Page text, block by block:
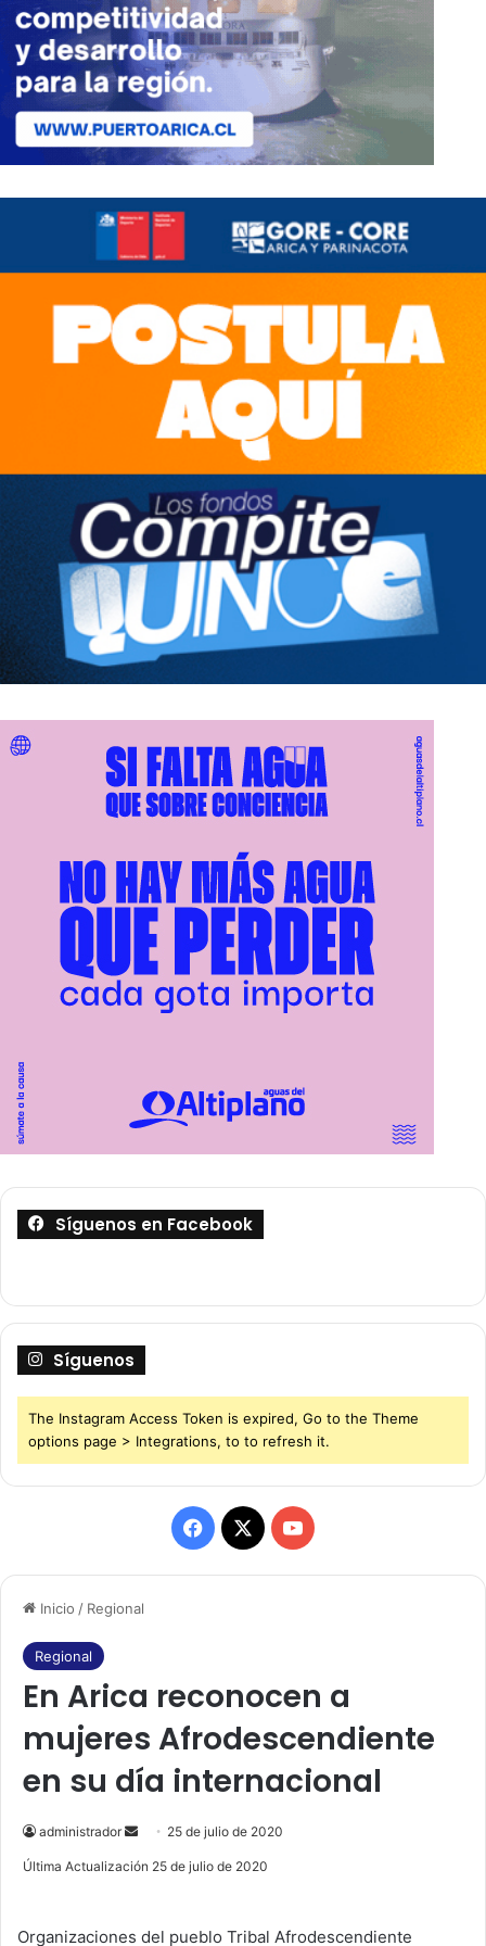
Inicio / Regional
Regional
En Arica reconocen a
mujeres Afrodescendiente
en su día internacional
administrador
e
a
25 de julio de 2020
Última Actualización 25 de julio de 2020
Organizaciones del pueblo Tribal Afrodescendiente
Síguenos en Facebook
Síguenos
The Instagram Access Token is expired, Go to the Theme
options page > Integrations, to to refresh it.
F
a
b
o
o
k
X
Y
o
u
b
e